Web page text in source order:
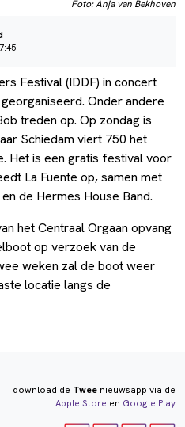
Foto: Anja van Bekhoven
Festival (IDDF) in concert
Onder andere
treden op. Op zondag is
Schiedam viert 750 het
Het is een gratis festival voor
La Fuente op, samen met
de Hermes House Band.
het Centraal Orgaan opvang
op verzoek van de
weken zal de boot weer
locatie langs de
download de Tweenieuwsapp via de
Apple Store en Google Play